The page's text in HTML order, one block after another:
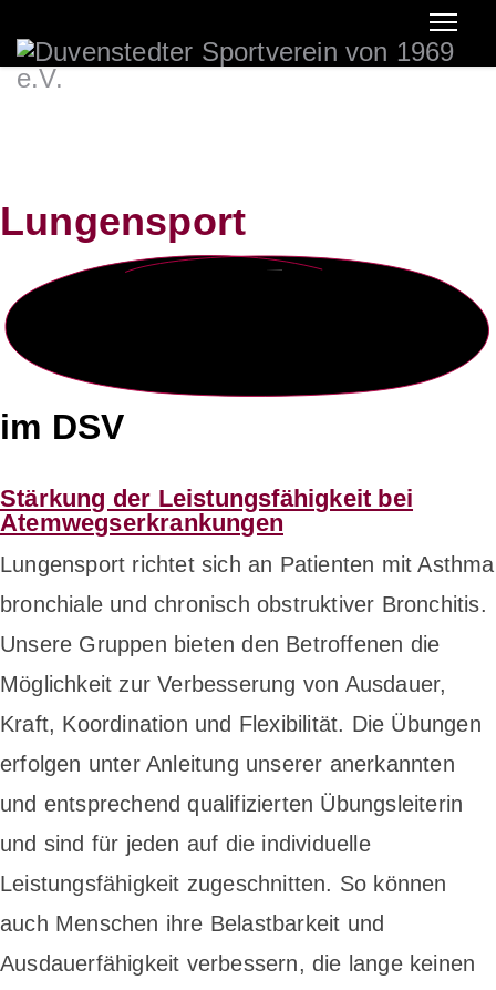
Lungensport
im DSV
Stärkung der Leistungsfähigkeit bei
Atemwegserkrankungen
Lungensport richtet sich an Patienten mit Asthma
bronchiale und chronisch obstruktiver Bronchitis.
Unsere Gruppen bieten den Betroffenen die
Möglichkeit zur Verbesserung von Ausdauer,
Kraft, Koordination und Flexibilität. Die Übungen
erfolgen unter Anleitung unserer anerkannten
und entsprechend qualifizierten Übungsleiterin
und sind für jeden auf die individuelle
Leistungsfähigkeit zugeschnitten. So können
auch Menschen ihre Belastbarkeit und
Ausdauerfähigkeit verbessern, die lange keinen